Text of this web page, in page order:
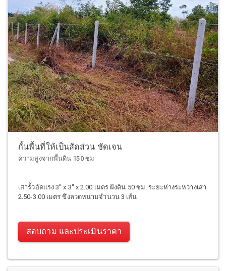
กั้นพื้นที่ให้เป็นสัดส่วน ชัดเจน
ความสูงจากพื้นดิน 150 ซม
เสารั้วอัดแรง 3" x 3" x 2.00 เมตร ฝังดิน 50 ซม. ระยะห่างระหว่างเสา
2.50-3.00 เมตร ขึงลวดหนามจำนวน 3 เส้น
สอบถาม และประเมินราคา